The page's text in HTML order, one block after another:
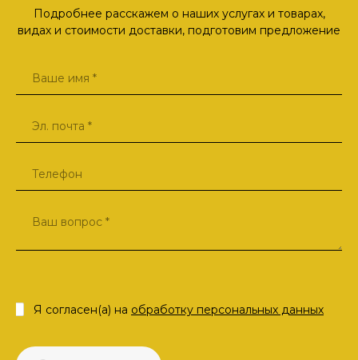
Подробнее расскажем о наших услугах и товарах,
видах и стоимости доставки, подготовим предложение
Я согласен(а) на обработку персональных данных